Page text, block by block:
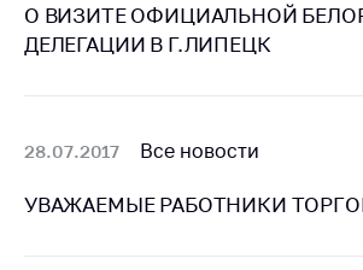
Контакты
Адрес и режим
Министра
О ВИЗИТЕ ОФИЦИАЛЬНОЙ
ДЕЛЕГАЦИИ В Г.ЛИПЕЦК
28.07.2017 Все новости
УВАЖАЕМЫЕ РАБОТНИКИ